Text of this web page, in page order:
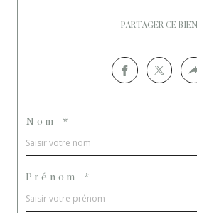
PARTAGER CE BIEN
Nom *
Prénom *